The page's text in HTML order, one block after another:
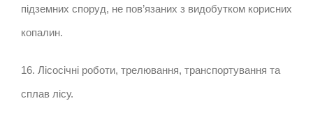
підземних споруд, не пов’язаних з видобутком корисних
копалин.
16. Лісосічні роботи, трелювання, транспортування та
сплав лісу.